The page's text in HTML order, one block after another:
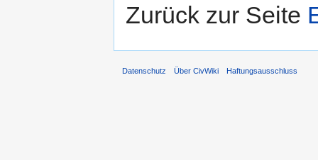
Zurück zur Seite
Datenschutz Über CivWiki Haftungsausschluss